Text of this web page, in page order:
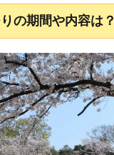
の期間や内容は？